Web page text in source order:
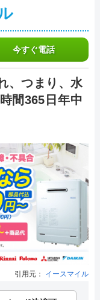
今すぐ電話
、つまり、水
間365日年中
引用元： イースマイル